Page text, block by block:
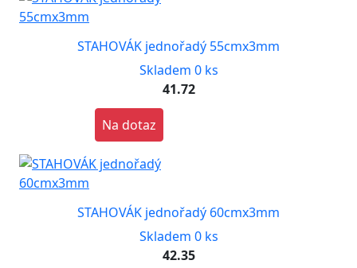
STAHOVÁK jednořadý 55cmx3mm
Skladem 0 ks
41.72
Na dotaz
STAHOVÁK jednořadý 60cmx3mm
Skladem 0 ks
42.35